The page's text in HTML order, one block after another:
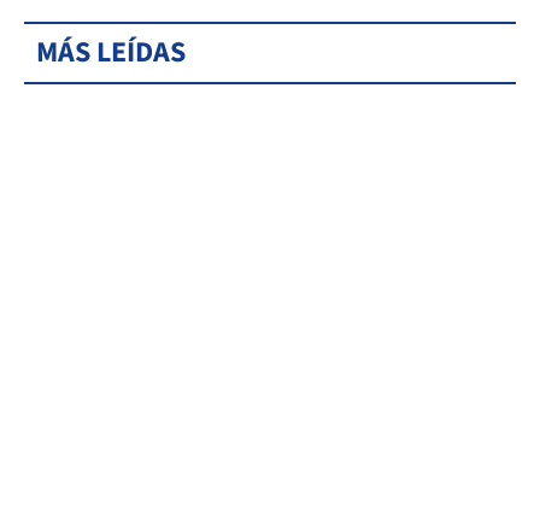
MÁS LEÍDAS